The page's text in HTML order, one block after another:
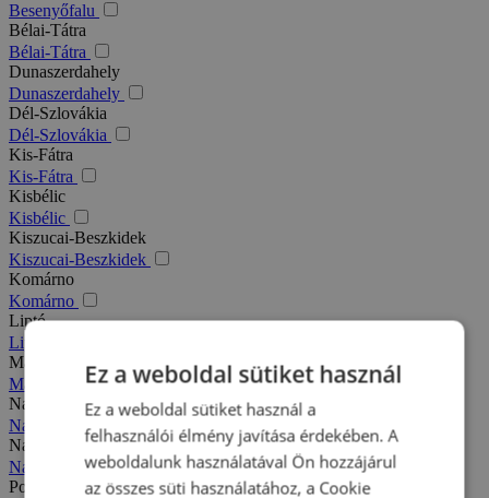
Besenyőfalu
Bélai-Tátra
Bélai-Tátra
Dunaszerdahely
Dunaszerdahely
Dél-Szlovákia
Dél-Szlovákia
Kis-Fátra
Kis-Fátra
Kisbélic
Kisbélic
Kiszucai-Beszkidek
Kiszucai-Beszkidek
Komárno
Komárno
Liptó
Liptó
Magas-Tátra
Magas-Tátra
Nagy-Fátra
Nagy-Fátra
Nagymegyer
Nagymegyer
Podhajska
Ez a weboldal sütiket használ
Ez a weboldal sütiket használ a
felhasználói élmény javítása érdekében. A
weboldalunk használatával Ön hozzájárul
az összes süti használatához, a Cookie